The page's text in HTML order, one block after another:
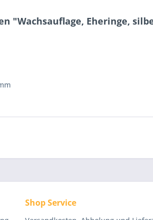
"Wachsauflage, Eheringe,
Shop Service